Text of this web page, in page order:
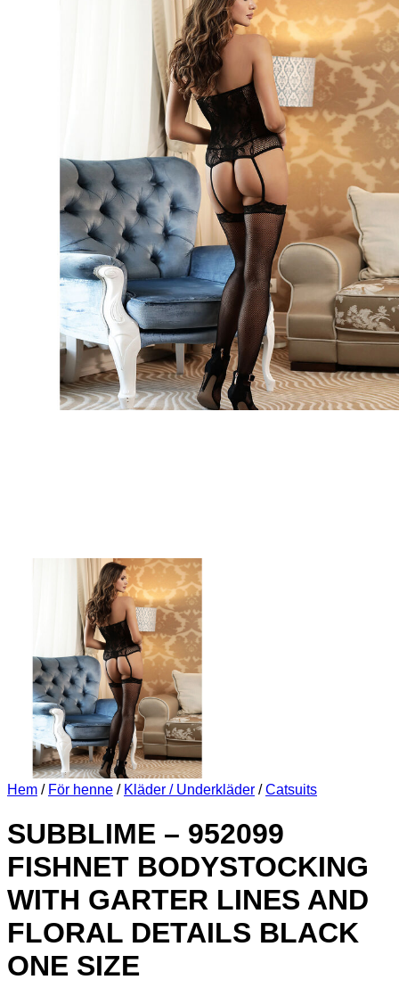
Hem / För henne / Kläder / Underkläder / Catsuits
SUBBLIME – 952099
FISHNET BODYSTOCKING
WITH GARTER LINES AND
FLORAL DETAILS BLACK
ONE SIZE